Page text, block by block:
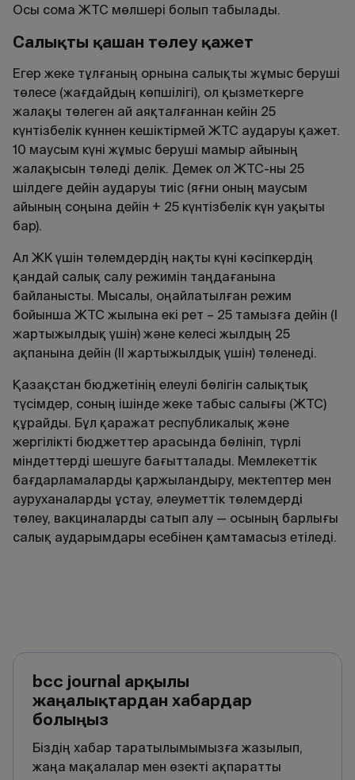
Осы сома ЖТС мөлшері болып табылады.
Салықты қашан төлеу қажет
Егер жеке тұлғаның орнына салықты жұмыс беруші
төлесе (жағдайдың көпшілігі), ол қызметкерге
жалақы төлеген ай аяқталғаннан кейін 25
күнтізбелік күннен кешіктірмей ЖТС аударуы қажет.
10 маусым күні жұмыс беруші мамыр айының
жалақысын төледі делік. Демек ол ЖТС-ны 25
шілдеге дейін аударуы тиіс (яғни оның маусым
айының соңына дейін + 25 күнтізбелік күн уақыты
бар).
Ал ЖК үшін төлемдердің нақты күні кәсіпкердің
қандай салық салу режимін таңдағанына
байланысты. Мысалы, оңайлатылған режим
бойынша ЖТС жылына екі рет – 25 тамызға дейін (І
жартыжылдық үшін) және келесі жылдың 25
ақпанына дейін (II жартыжылдық үшін) төленеді.
Қазақстан бюджетінің елеулі бөлігін салықтық
түсімдер, соның ішінде жеке табыс салығы (ЖТС)
құрайды. Бұл қаражат республикалық және
жергілікті бюджеттер арасында бөлініп, түрлі
міндеттерді шешуге бағытталады. Мемлекеттік
бағдарламаларды қаржыландыру, мектептер мен
ауруханаларды ұстау, әлеуметтік төлемдерді
төлеу, вакциналарды сатып алу — осының барлығы
салық аударымдары есебінен қамтамасыз етіледі.
bcc journal арқылы
жаңалықтардан хабардар
болыңыз
Біздің хабар таратылымымызға жазылып,
жаңа мақалалар мен өзекті ақпаратты